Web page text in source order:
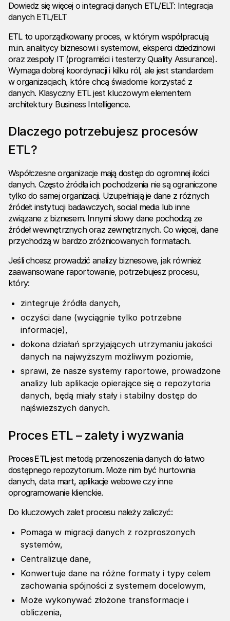
Dowiedz się więcej o integracji danych ETL/ELT: Integracja
danych ETL/ELT
ETL to uporządkowany proces, w którym współpracują
m.in. analitycy biznesowi i systemowi, eksperci dziedzinowi
oraz zespoły IT (programiści i testerzy Quality Assurance).
Wymaga dobrej koordynacji i kilku ról, ale jest standardem
w organizacjach, które chcą świadomie korzystać z
danych. Klasyczny ETL jest kluczowym elementem
architektury Business Intelligence.
Dlaczego potrzebujesz procesów
ETL?
Współczesne organizacje mają dostęp do ogromnej ilości
danych. Często źródła ich pochodzenia nie są ograniczone
tylko do samej organizacji. Uzupełniają je dane z różnych
źródeł: instytucji badawczych, social media lub inne
związane z biznesem. Innymi słowy dane pochodzą ze
źródeł wewnętrznych oraz zewnętrznych. Co więcej, dane
przychodzą w bardzo zróżnicowanych formatach.
Jeśli chcesz prowadzić analizy biznesowe, jak również
zaawansowane raportowanie, potrzebujesz procesu,
który:
zintegruje źródła danych,
oczyści dane (wyciągnie tylko potrzebne
informacje),
dokona działań sprzyjających utrzymaniu jakości
danych na najwyższym możliwym poziomie,
sprawi, że nasze systemy raportowe, prowadzone
analizy lub aplikacje opierające się o repozytoria
danych, będą miały stały i stabilny dostęp do
najświeższych danych.
Proces ETL – zalety i wyzwania
Proces ETL jest metodą przenoszenia danych do łatwo
dostępnego repozytorium. Może nim być hurtownia
danych, data mart, aplikacje webowe czy inne
oprogramowanie klienckie.
Do kluczowych zalet procesu należy zaliczyć:
Pomaga w migracji danych z rozproszonych
systemów,
Centralizuje dane,
Konwertuje dane na różne formaty i typy celem
zachowania spójności z systemem docelowym,
Może wykonywać złożone transformacje i
obliczenia,